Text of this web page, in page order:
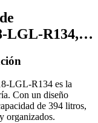
LGL-R134,…
LGL-R134 es la
Con un diseño
de 394 litros,
organizados.